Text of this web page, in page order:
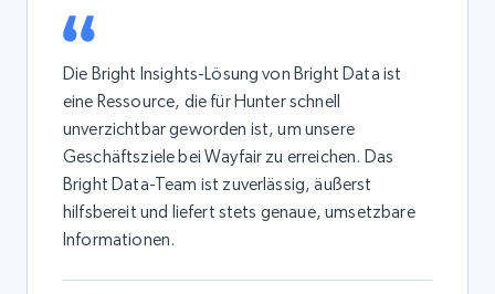
Die Bright Insights-Lösung von Bright Data ist
eine Ressource, die für Hunter schnell
unverzichtbar geworden ist, um unsere
Geschäftsziele bei Wayfair zu erreichen. Das
Bright Data-Team ist zuverlässig, äußerst
hilfsbereit und liefert stets genaue, umsetzbare
Informationen.